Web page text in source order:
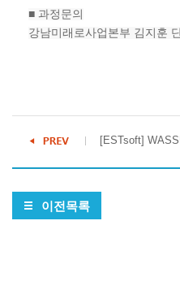
■ 과정문의
강남미래로사업본부 김지훈
[ESTsoft]
이전목록